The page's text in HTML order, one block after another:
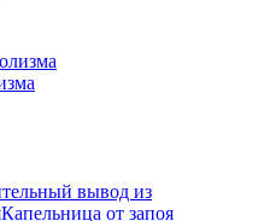
вывод из
Капельница от запоя